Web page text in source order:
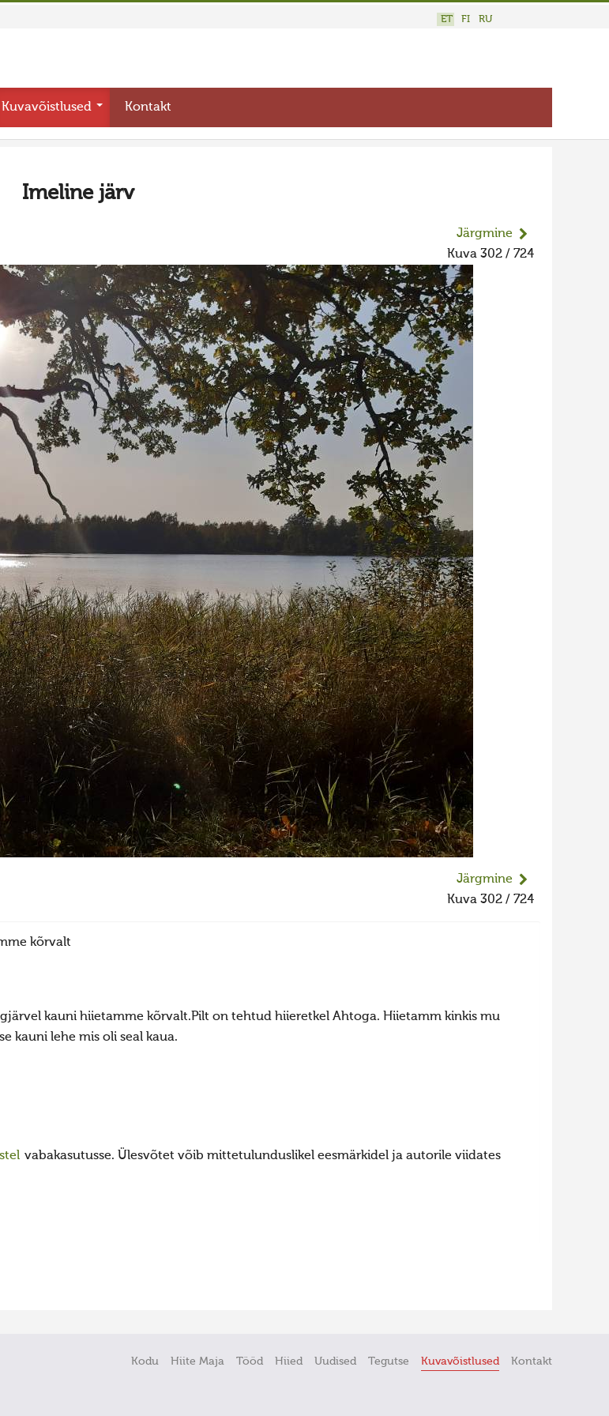
ET FI RU
Kuvavõistlused Kontakt
Imeline järv
Järgmine
Kuva 302 / 724
Järgmine
Kuva 302 / 724
kõrvalt
kauni hiietamme kõrvalt.Pilt on tehtud hiieretkel Ahtoga. Hiietamm kinkis mu
kauni lehe mis oli seal kaua.
vabakasutusse. Ülesvõtet võib mittetulunduslikel eesmärkidel ja autorile viidates
Kodu Hiite Maja Tööd Hiied Uudised Tegutse Kuvavõistlused Kontakt